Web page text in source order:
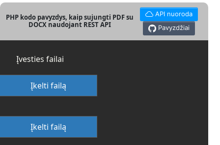
PHP kodo pavyzdys, kaip sujungti PDF su
DOCX naudojant REST API
API nuoroda
Pavyzdžiai
Įvesties failai
Įkelti failą
Įkelti failą